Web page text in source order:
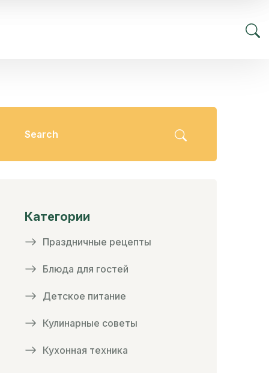
Категории
Праздничные рецепты
Блюда для гостей
Детское питание
Кулинарные советы
Кухонная техника